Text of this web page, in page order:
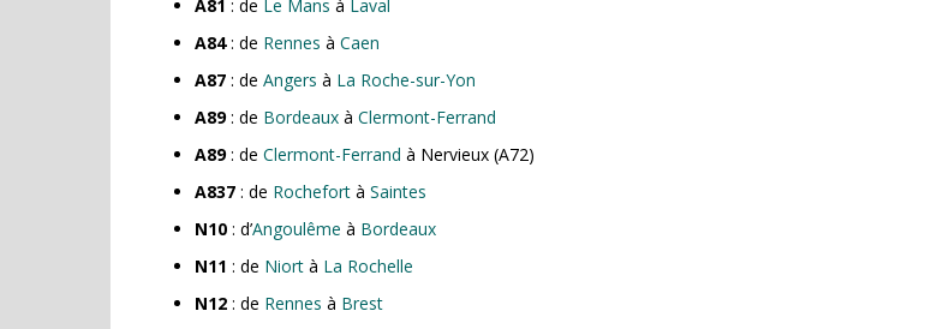
A81 : de Le Mans à Laval
A84: de Rennes à Caen
A87 : de Angers à La Roche-sur-Yon
A89: de Bordeaux à Clermont-Ferrand
A89: de Clermont-Ferrand à Nervieux (A72)
A837 : de Rochefort à Saintes
N10 : d’Angoulême à Bordeaux
N11 : de Niort à La Rochelle
N12 : de Rennes à Brest